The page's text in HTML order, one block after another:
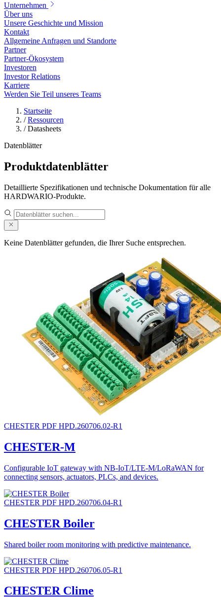
Unternehmen
Über uns
Unsere Geschichte und Mission
Kontakt
Allgemeine Anfragen und Standorte
Partner
Partner-Ökosystem
Investoren
Investor Relations
Karriere
Werden Sie Teil unseres Teams
Startseite
/ Ressourcen
/ Datasheets
Datenblätter
Produktdatenblätter
Detaillierte Spezifikationen und technische Dokumentation für alle
HARDWARIO-Produkte.
Keine Datenblätter gefunden, die Ihrer Suche entsprechen.
CHESTER PDF HPD.260706.02-R1
CHESTER-M
Configurable IoT gateway with NB-IoT/LTE-M/LoRaWAN for
connecting sensors, actuators, PLCs, and devices.
CHESTER PDF HPD.260706.04-R1
CHESTER Boiler
Shared boiler room monitoring with predictive maintenance.
CHESTER PDF HPD.260706.05-R1
CHESTER Clime